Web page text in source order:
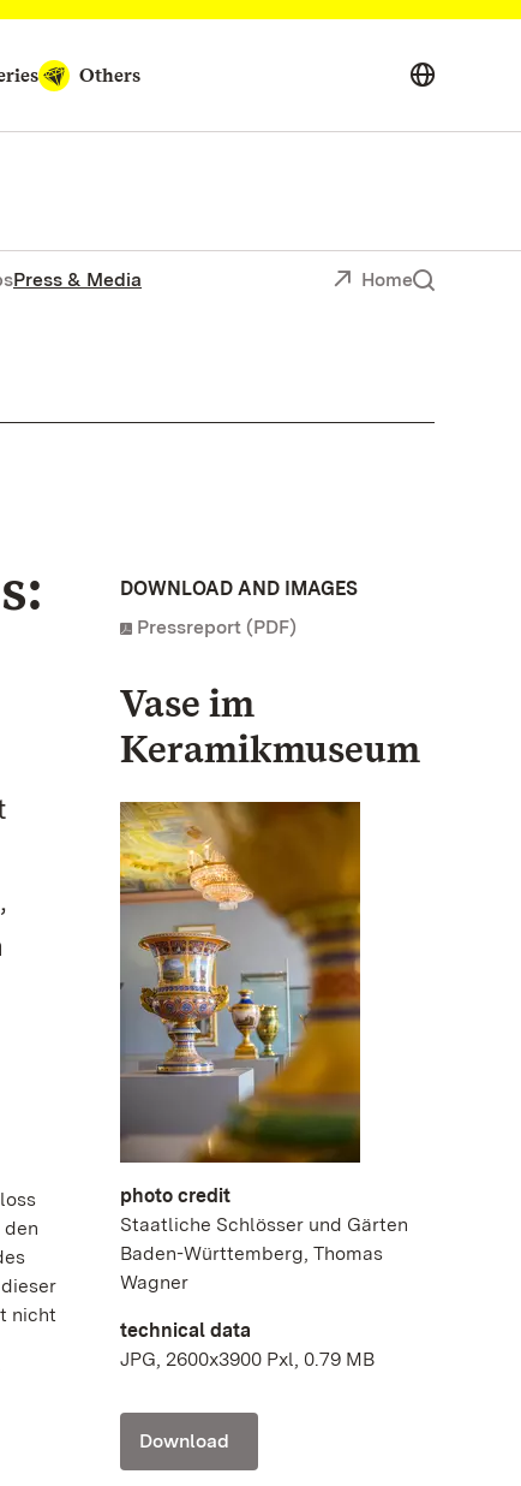
Others
Press & Media Home
nicht
DOWNLOAD AND IMAGES
Pressreport (PDF)
Vase im
Keramikmuseum
photo credit
Staatliche Schlösser und Gärten
Baden-Württemberg, Thomas
Wagner
technical data
JPG, 2600x3900 Pxl, 0.79 MB
Download